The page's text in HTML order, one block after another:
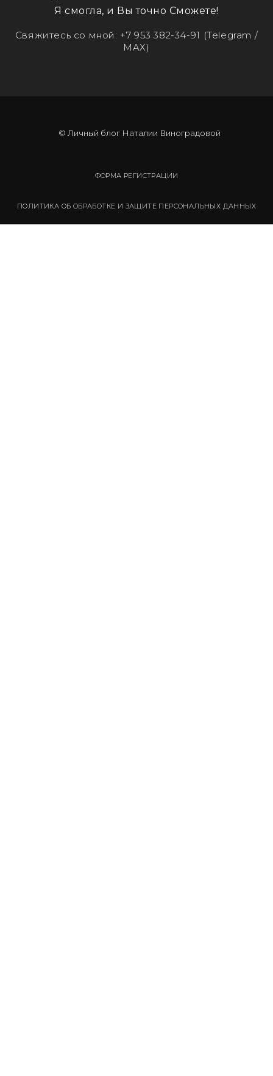
Я смогла, и Вы точно Сможете!
Свяжитесь со мной: +7 953 382-34-91 (Telegram /
MAX)
© Личный блог Наталии Виноградовой
ФОРМА РЕГИСТРАЦИИ
ПОЛИТИКА ОБ ОБРАБОТКЕ И ЗАЩИТЕ ПЕРСОНАЛЬНЫХ ДАННЫХ